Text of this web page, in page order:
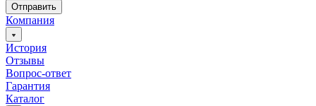
Отправить
Компания
История
Отзывы
Вопрос-ответ
Гарантия
Каталог